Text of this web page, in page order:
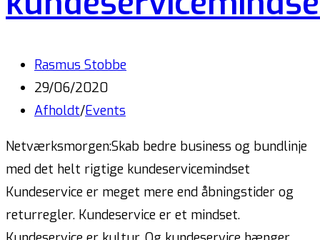
Rasmus Stobbe
29/06/2020
Afholdt/Events
Netværksmorgen:Skab bedre business og bundlinje
med det helt rigtige kundeservicemindset
Kundeservice er meget mere end åbningstider og
returregler. Kundeservice er et mindset.